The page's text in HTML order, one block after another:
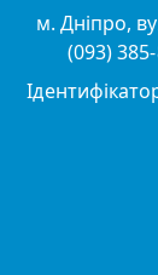
м. Дніпро,
(093)